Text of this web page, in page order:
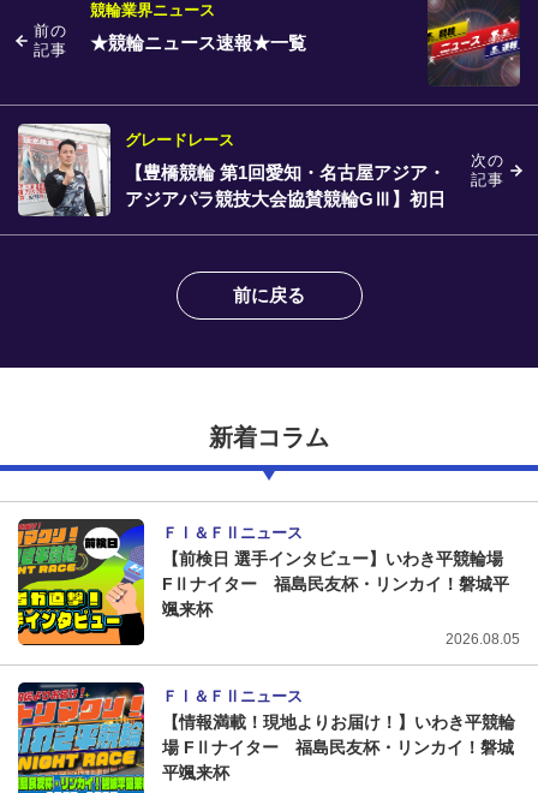
前の
記事
競輪業界ニュース
★競輪ニュース速報★一覧
次の
記事
グレードレース
【豊橋競輪 第1回愛知・名古屋アジア・
アジアパラ競技大会協賛競輪GⅢ】初日
前に戻る
新着コラム
ＦⅠ＆ＦⅡニュース
【前検日 選手インタビュー】いわき平競輪場
FⅡナイター 福島民友杯・リンカイ！磐城平
颯来杯
2026.08.05
ＦⅠ＆ＦⅡニュース
【情報満載！現地よりお届け！】いわき平競輪
場 FⅡナイター 福島民友杯・リンカイ！磐城
平颯来杯